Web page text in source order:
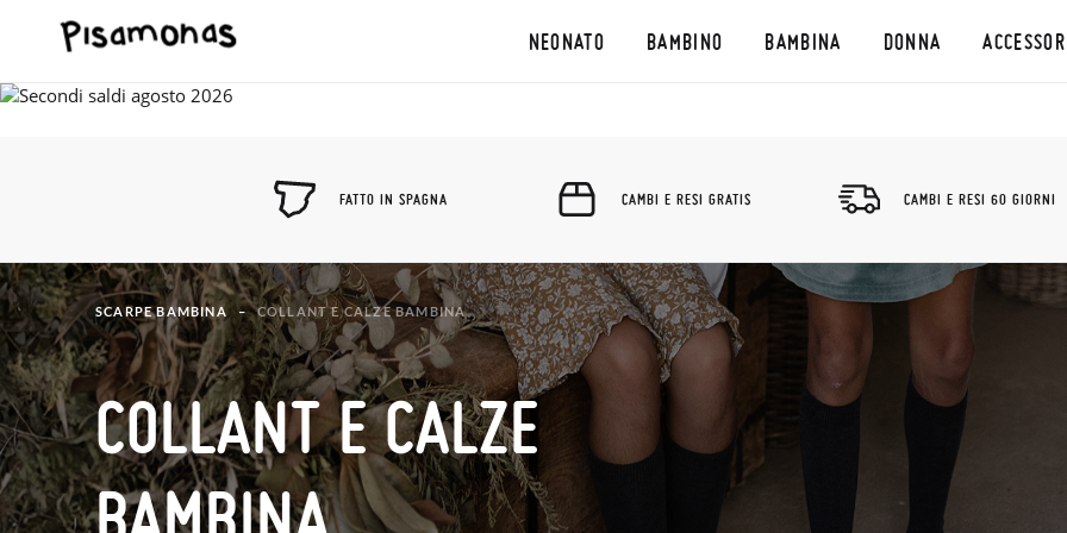
NEONATO BAMBINO BAMBINA DONNA
FATTO IN SPAGNA CAMBI E RESI GRATIS CAMBI E RESI 60 GIORNI
SCARPE BAMBINA COLLANT E CALZE BAMBINA
COLLANT E CALZE